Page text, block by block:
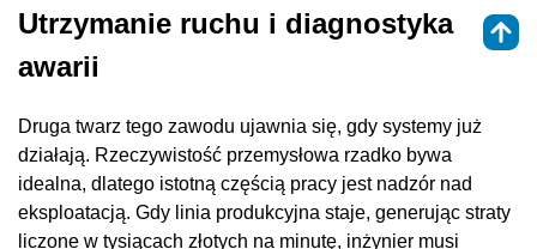
Utrzymanie ruchu i diagnostyka
awarii
Druga twarz tego zawodu ujawnia się, gdy systemy już
działają. Rzeczywistość przemysłowa rzadko bywa
idealna, dlatego istotną częścią pracy jest nadzór nad
eksploatacją. Gdy linia produkcyjna staje, generując straty
liczone w tysiącach złotych na minutę, inżynier musi